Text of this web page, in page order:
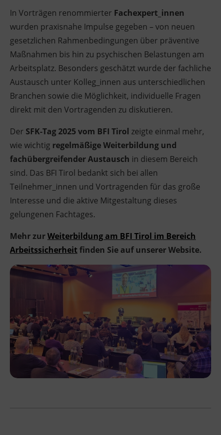
Ingenieurzertifizierung
Deutsch und Integration
Akademisches Studienzentrum
Digitales Lernen
BFI Reutte
BFI Schwaz
In Vorträgen renommierter Fachexpert_innen
wurden praxisnahe Impulse gegeben – von neuen
gesetzlichen Rahmenbedingungen über präventive
Maßnahmen bis hin zu psychischen Belastungen am
Arbeitsplatz. Besonders geschätzt wurde der fachliche
Austausch unter Kolleg_innen aus unterschiedlichen
Branchen sowie die Möglichkeit, individuelle Fragen
direkt mit den Vortragenden zu diskutieren.
Der SFK-Tag 2025 vom BFI Tirol zeigte einmal mehr,
wie wichtig regelmäßige Weiterbildung und
fachübergreifender Austausch in diesem Bereich
sind. Das BFI Tirol bedankt sich bei allen
Teilnehmer_innen und Vortragenden für das große
Interesse und die aktive Mitgestaltung dieses
gelungenen Fachtages.
Mehr zurWeiterbildung am BFI Tirol im Bereich
Arbeitssicherheitfinden Sie auf unserer Website.